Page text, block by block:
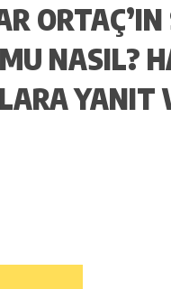
NASIL?
YANIT